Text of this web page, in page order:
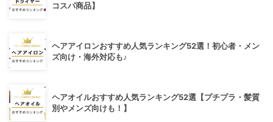
コスパ商品】
ヘアアイロンおすすめ人気ランキング52選！初心者・メン
ズ向け・海外対応も♪
ヘアオイルおすすめ人気ランキング52選【プチプラ・髪質
別やメンズ向けも！】